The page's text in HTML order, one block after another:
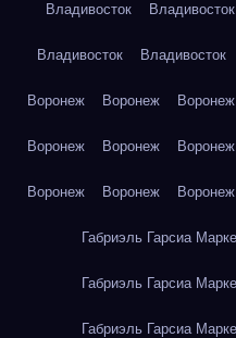
Владивосток Владивосток
Владивосток Владивосток
Воронеж Воронеж Воронеж
Воронеж Воронеж Воронеж
Воронеж Воронеж Воронеж
Габриэль Гарсиа
Габриэль Гарсиа
Габриэль Гарсиа